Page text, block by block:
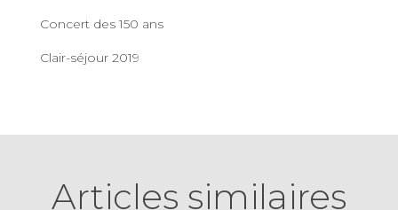
Concert des 150 ans
Clair-séjour 2019
Articles similaires